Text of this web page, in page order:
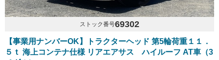
ストック番号69302
【事業用ナンバーOK】トラクターヘッド 第5輪荷重１１．
５ｔ 海上コンテナ仕様 リアエアサス ハイルーフ AT車（3